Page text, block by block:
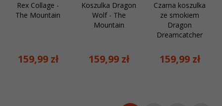
Rex Collage -
The Mountain
159,99 zł
Koszulka Dragon
Wolf - The
Mountain
159,99 zł
Czarna koszulka
ze smokiem
Dragon
Dreamcatcher
159,99 zł